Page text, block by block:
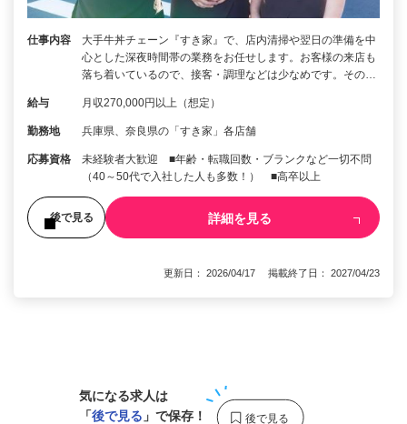
仕事内容
大手牛丼チェーン『すき家』で、店内清掃や翌日の準備を中
心とした深夜時間帯の業務をお任せします。お客様の来店も
落ち着いているので、接客・調理などは少なめです。その…
給与 月収270,000円以上（想定）
勤務地 兵庫県、奈良県の「すき家」各店舗
応募資格
未経験者大歓迎 ■年齢・転職回数・ブランクなど一切不問
（40～50代で入社した人も多数！） ■高卒以上
後で見る 詳細を見る
更新日： 2026/04/17 掲載終了日： 2027/04/23
気になる求人は
「後で見る 」で保存！